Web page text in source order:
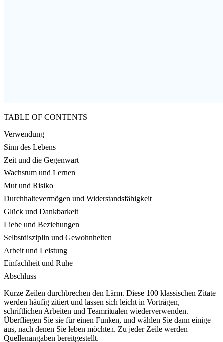
TABLE OF CONTENTS
Verwendung
Sinn des Lebens
Zeit und die Gegenwart
Wachstum und Lernen
Mut und Risiko
Durchhaltevermögen und Widerstandsfähigkeit
Glück und Dankbarkeit
Liebe und Beziehungen
Selbstdisziplin und Gewohnheiten
Arbeit und Leistung
Einfachheit und Ruhe
Abschluss
Kurze Zeilen durchbrechen den Lärm. Diese 100 klassischen Zitate
werden häufig zitiert und lassen sich leicht in Vorträgen,
schriftlichen Arbeiten und Teamritualen wiederverwenden.
Überfliegen Sie sie für einen Funken, und wählen Sie dann einige
aus, nach denen Sie leben möchten. Zu jeder Zeile werden
Quellenangaben bereitgestellt.